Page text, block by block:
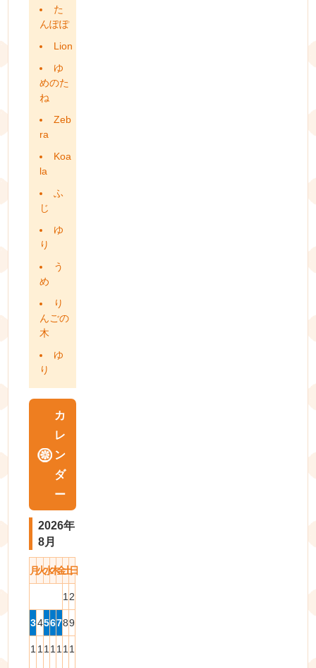
た
んぽぽ
Lion
ゆ
めのた
ね
Zeb
ra
Koa
la
ふ
じ
ゆ
り
う
め
り
んごの
木
ゆ
り
カ
レ
ン
ダ
ー
2026年
8月
月火水木金土日
1 2
3456789
1 1 1 1 1 1 1